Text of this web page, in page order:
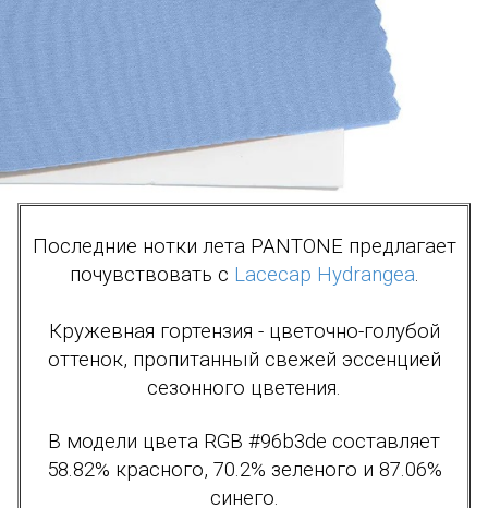
Последние нотки лета PANTONE предлагает
почувствовать с Lacecap Hydrangea.
Кружевная гортензия - цветочно-голубой
оттенок, пропитанный свежей эссенцией
сезонного цветения.
В модели цвета RGB #96b3de составляет
58.82% красного, 70.2% зеленого и 87.06%
синего.